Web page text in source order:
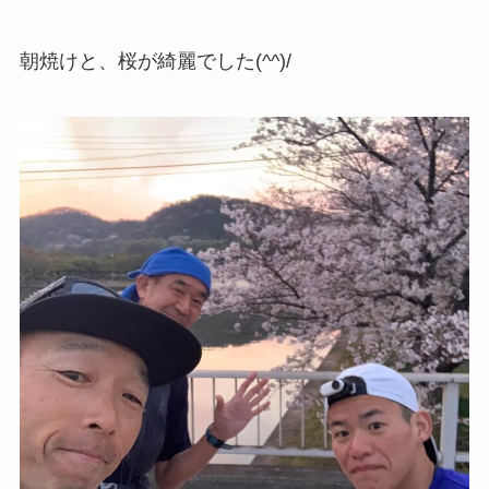
朝焼けと、桜が綺麗でした(^^)/